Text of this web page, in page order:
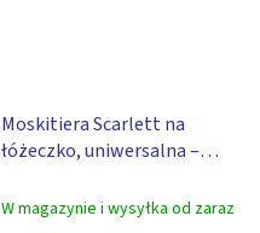
Moskitiera Scarlett na
łóżeczko, uniwersalna –
W magazynie i wysyłka od zaraz